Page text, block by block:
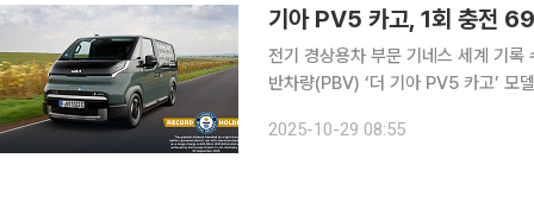
기아 PV5 카고, 1회 충전
전기 경상용차 부문 기네스 세계 기록 수립
반차량(PBV) ‘더 기아 PV5 카고’ 모델
한 전기 경상용차(eLCV)로 기네스 세
2025-10-29 08:55